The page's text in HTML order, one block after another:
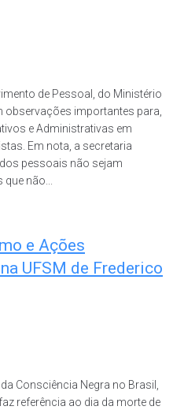
de Pessoal, do Ministério
observações importantes para,
e Administrativas em
Em nota, a secretaria
pessoais não sejam
não...
e Ações
UFSM de Frederico
Consciência Negra no Brasil,
referência ao dia da morte de